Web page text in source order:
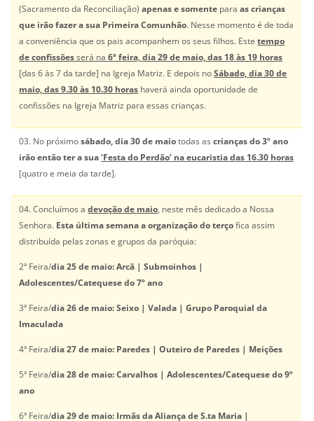
(Sacramento da Reconciliação)apenase somente paraas crianças
que irão fazer a sua Primeira Comunhão. Nesse momento é de toda
a conveniência que os pais acompanhem os seus filhos. Estetempo
de confissõesserá na6ª feira, dia 29 de maio, das 18 às 19 horas
[das 6 às 7 da tarde] na Igreja Matriz. E depois noSábado, dia 30 de
maio, das 9.30 às 10.30 horas haverá ainda oportunidade de
confissões na Igreja Matriz para essas crianças.
03. No próximosábado, dia 30 de maiotodas ascrianças do 3º ano
irão então ter a sua‘Festa do Perdão’ na eucaristia das 16.30 horas
[quatro e meia da tarde].
04. Concluímos adevoção de maio, neste mês dedicado a Nossa
Senhora. Esta última semana a organização do terçofica assim
distribuída pelas zonas e grupos da paróquia:
2ª Feira/dia 25 de maio: Arcã | Submoinhos |
Adolescentes/Catequese do 7º ano
3ª Feira/dia 26 de maio: Seixo | Valada | Grupo Paroquial da
Imaculada
4ª Feira/dia 27 de maio: Paredes | Outeiro de Paredes | Meições
5ª Feira/dia 28 de maio: Carvalhos | Adolescentes/Catequese do 9º
ano
6ª Feira/dia 29 de maio: Irmãs da Aliança de S.ta Maria |